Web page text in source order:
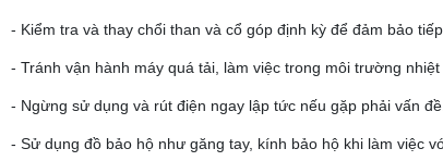
- Kiểm tra và thay chổi than và cổ góp định kỳ để đảm bảo
- Tránh vận hành máy quá tải, làm việc trong môi trường
- Ngừng sử dụng và rút điện ngay lập tức nếu gặp phải vấn đề.
- Sử dụng đồ bảo hộ như găng tay, kính bảo hộ khi làm việc